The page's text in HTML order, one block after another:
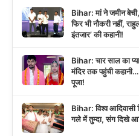
Bihar: मां ने जमीन
फिर भी नौकरी नहीं,
इंतजार’ की कहानी!
Bihar: चार साल का
मंदिर तक पहुंची
पूजा!
Bihar: विश्व आदिवासी
गले में तुम्दा, संग दिखे